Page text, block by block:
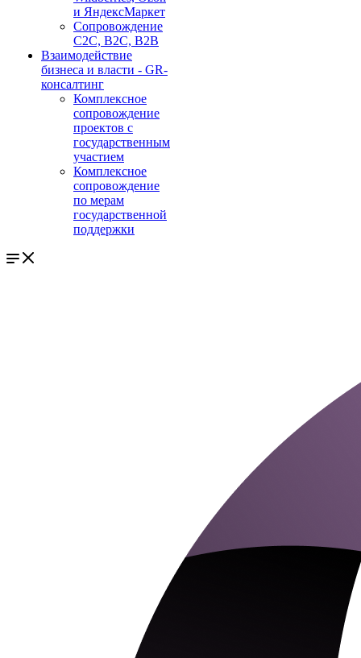
и ЯндексМаркет
Сопровождение
С2С, В2С, В2В
Взаимодействие
бизнеса и власти - GR-
консалтинг
Комплексное
сопровождение
проектов с
государственным
участием
Комплексное
сопровождение
по мерам
государственной
поддержки